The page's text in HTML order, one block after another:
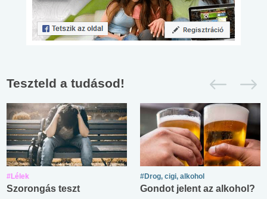
Teszteld a tudásod!
#Lélek
Szorongás teszt
#Drog, cigi, alkohol
Gondot jelent az alkohol?